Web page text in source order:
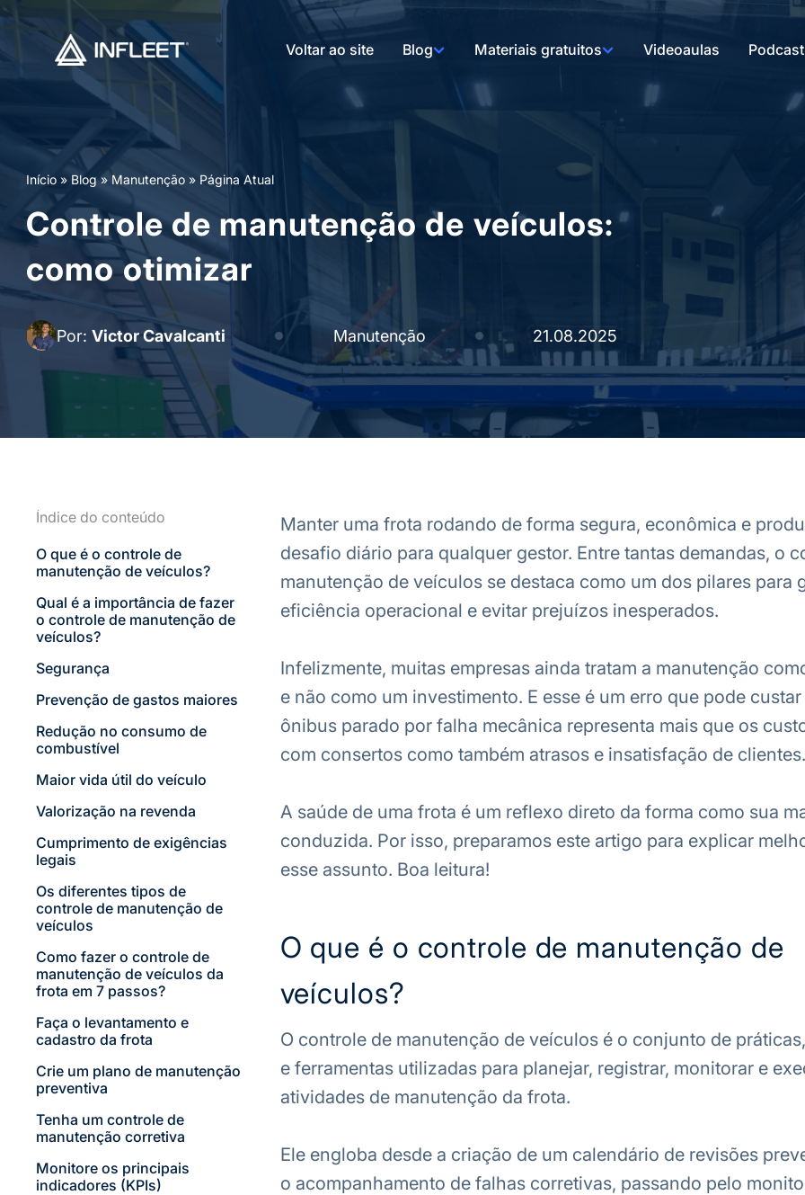
Voltar ao site Blog Materiais gratuitos Videoaulas Podcast
Início » Blog» Manutenção » Página Atual
Controle de manutenção de veículos:
como otimizar
Por: Victor Cavalcanti Manutenção 21.08.2025
Índice do conteúdo
O que é o controle de
manutenção de veículos?
Qual é a importância de fazer
o controle de manutenção de
veículos?
Segurança
Prevenção de gastos maiores
Redução no consumo de
combustível
Maior vida útil do veículo
Valorização na revenda
Cumprimento de exigências
legais
Os diferentes tipos de
controle de manutenção de
veículos
Como fazer o controle de
manutenção de veículos da
frota em 7 passos?
Faça o levantamento e
cadastro da frota
Crie um plano de manutenção
preventiva
Tenha um controle de
manutenção corretiva
Monitore os principais
indicadores (KPIs)
Manter uma frota rodando de forma segura, econômica e
desafio diário para qualquer gestor. Entre tantas demandas, o
manutenção de veículos se destaca como um dos pilares para
eficiência operacional e evitar prejuízos inesperados.
Infelizmente, muitas empresas ainda tratam a manutenção
e não como um investimento. E esse é um erro que pode
ônibus parado por falha mecânica representa mais que os
com consertos como também atrasos e insatisfação de clientes.
A saúde de uma frota é um reflexo direto da forma como sua
conduzida. Por isso, preparamos este artigo para explicar
esse assunto. Boa leitura!
O que é o controle de manutenção de
veículos?
O controle de manutenção de veículos é o conjunto de
e ferramentas utilizadas para planejar, registrar, monitorar e
atividades de manutenção da frota.
Ele engloba desde a criação de um calendário de revisões
o acompanhamento de falhas corretivas, passando pelo